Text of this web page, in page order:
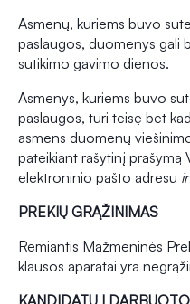
Asmenų, kuriems buvo
paslaugos, duomenys gali
sutikimo gavimo dienos.
Asmenys, kuriems buvo
paslaugos, turi teisę bet
asmens duomenų
pateikiant rašytinį prašymą
elektroninio pašto adresu
PREKIŲ GRĄŽINIMAS
Remiantis Mažmeninės
klausos aparatai yra